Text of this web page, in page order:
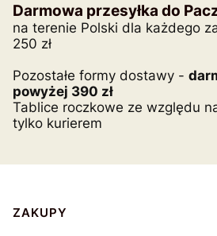
Darmowa przesyłka do
na terenie Polski dla każdego
250 zł
Pozostałe formy dostawy -
powyżej 390 zł
Tablice roczkowe ze względu
tylko kurierem
Linki w stopce
ZAKUPY